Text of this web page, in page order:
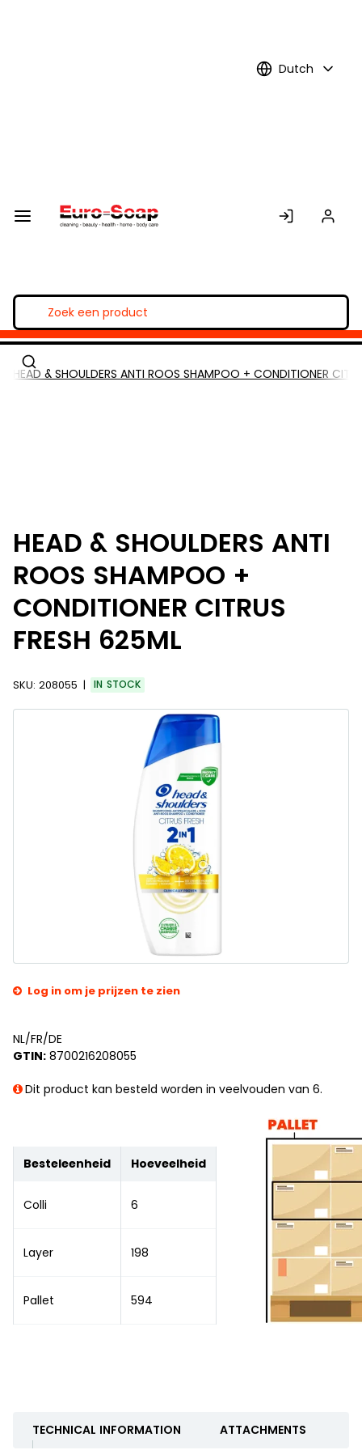
Dutch
HEAD & SHOULDERS ANTI ROOS SHAMPOO + CONDITIONER
HEAD & SHOULDERS ANTI
ROOS SHAMPOO +
CONDITIONER CITRUS
FRESH 625ML
SKU: 208055 IN STOCK
Log in om je prijzen te zien
NL/FR/DE
GTIN: 8700216208055
Dit product kan besteld worden in veelvouden van 6.
Besteleenheid Hoeveelheid
Colli 6
Layer 198
Pallet 594
TECHNICAL INFORMATION ATTACHMENTS